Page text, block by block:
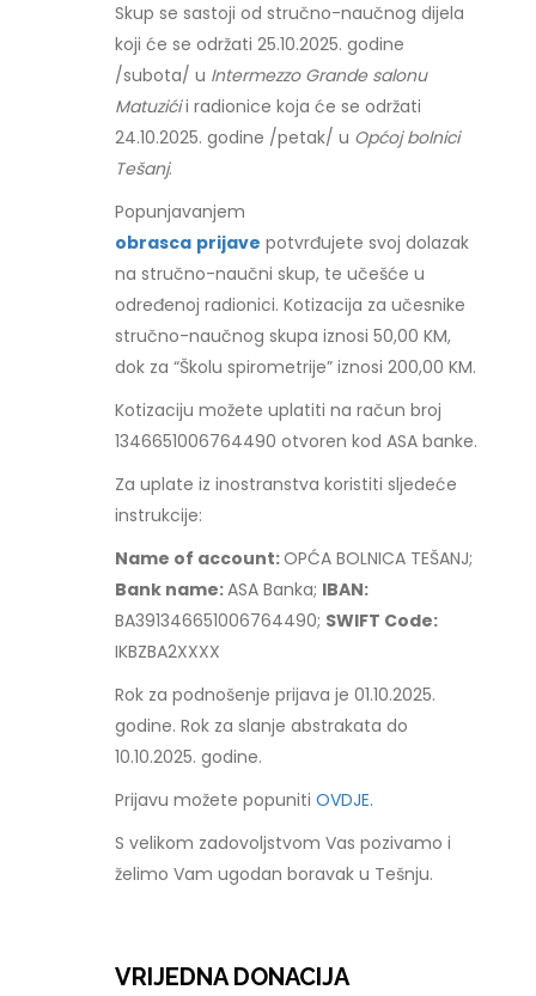
Skup se sastoji od stručno-naučnog dijela
koji će se održati 25.10.2025. godine
/subota/ u Intermezzo Grande salonu
Matuzićii radionice koja će se održati
24.10.2025. godine /petak/ u Općoj bolnici
Tešanj.
Popunjavanjem
obrasca prijave potvrđujete svoj dolazak
na stručno-naučni skup, te učešće u
određenoj radionici. Kotizacija za učesnike
stručno-naučnog skupa iznosi 50,00 KM,
dok za “Školu spirometrije” iznosi 200,00 KM.
Kotizaciju možete uplatiti na račun broj
1346651006764490 otvoren kod ASA banke.
Za uplate iz inostranstva koristiti sljedeće
instrukcije:
Name of account:OPĆA BOLNICA TEŠANJ;
Bank name:ASA Banka; IBAN:
BA391346651006764490; SWIFT Code:
IKBZBA2XXXX
Rok za podnošenje prijava je 01.10.2025.
godine. Rok za slanje abstrakata do
10.10.2025. godine.
Prijavu možete popunitiOVDJE.
S velikom zadovoljstvom Vas pozivamo i
želimo Vam ugodan boravak u Tešnju.
VRIJEDNA DONACIJA